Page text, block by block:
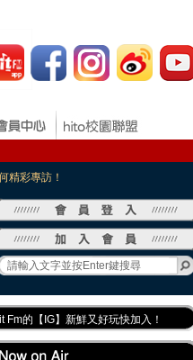
精彩專訪！
Fm的【IG】新鮮又好玩快加入！
Fm【FB臉書粉絲團】等你加入！